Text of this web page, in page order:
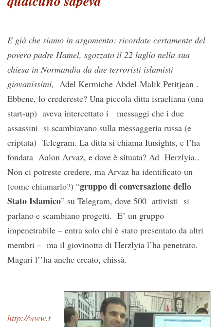
E già che siamo in argomento: ricordate certamente del
povero padre Hamel, sgozzato il 22 luglio nella sua
chiesa in Normandia da due terroristi islamisti
giovanissimi, Adel Kermiche Abdel-Malik Petitjean .
Ebbene, lo credereste? Una piccola ditta israeliana (una
start-up) aveva intercettato i messaggi che i due
assassini si scambiavano sulla messaggeria russa (e
criptata) Telegram. La ditta si chiama Itnsights, e l’ha
fondata Aalon Arvaz, e dove è situata? Ad Herzlyia..
Non ci potreste credere, ma Arvaz ha identificato un
(come chiamarlo?) “gruppo di conversazione dello
Stato Islamico” su Telegram, dove 500 attivisti si
parlano e scambiano progetti. E’ un gruppo
impenetrabile – entra solo chi è stato presentato da altri
membri – ma il giovinotto di Herzlyia l’ha penetrato.
Magari l’’ha anche creato, chissà.
http://www.t